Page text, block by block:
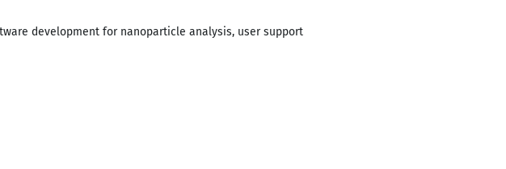
development for nanoparticle analysis, user support